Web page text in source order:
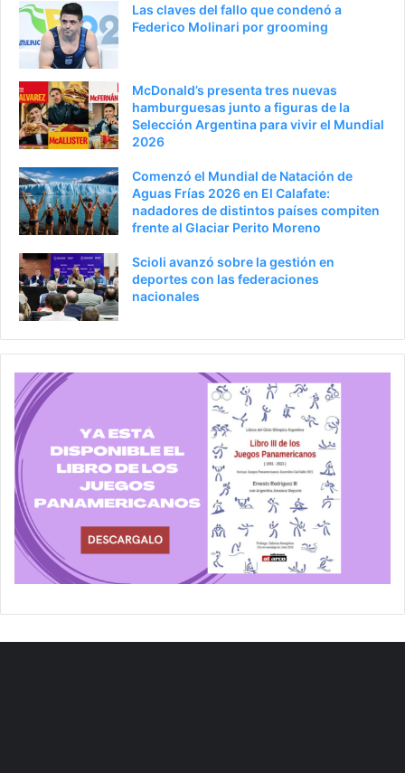
Las claves del fallo que condenó a
Federico Molinari por grooming
McDonald’s presenta tres nuevas
hamburguesas junto a figuras de la
Selección Argentina para vivir el Mundial
2026
Comenzó el Mundial de Natación de
Aguas Frías 2026 en El Calafate:
nadadores de distintos países compiten
frente al Glaciar Perito Moreno
Scioli avanzó sobre la gestión en
deportes con las federaciones
nacionales